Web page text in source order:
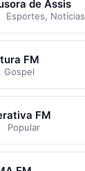
de Assis
Esportes, Notícias
FM
Gospel
FM
Popular